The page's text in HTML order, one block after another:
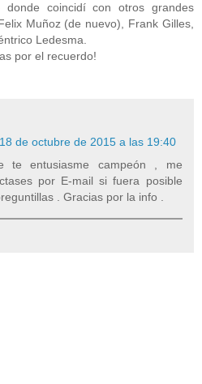
coincidí con otros grandes
Muñoz (de nuevo), Frank Gilles,
Ledesma.
por el recuerdo!
18 de octubre de 2015 a las 19:40
te entusiasme campeón , me
por E-mail si fuera posible
. Gracias por la info .